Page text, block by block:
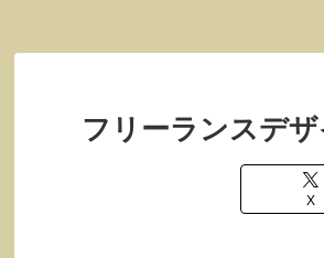
フリーランスデ
X